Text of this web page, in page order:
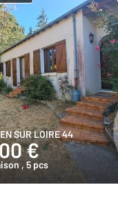
SUR LOIRE 44
€
, 5 pcs